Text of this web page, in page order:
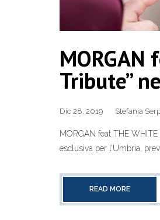
MORGAN
Tribute”
Dic 28, 2019 Stefania
MORGAN feat THE
esclusiva per l’Umbria,
READ MORE